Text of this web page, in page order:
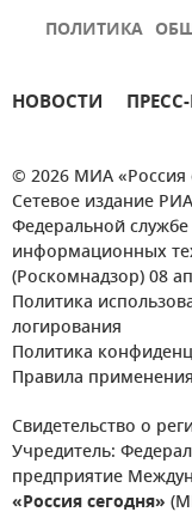
ПОЛИТИКА
НОВОСТИ
© 2026 МИА «Россия
Сетевое издание
Федеральной
информационных
(Роскомнадзор) 08
Политика
логирования
Политика
Правила
Свидетельство о
Учредитель:
предприятие
«Россия сегодня»